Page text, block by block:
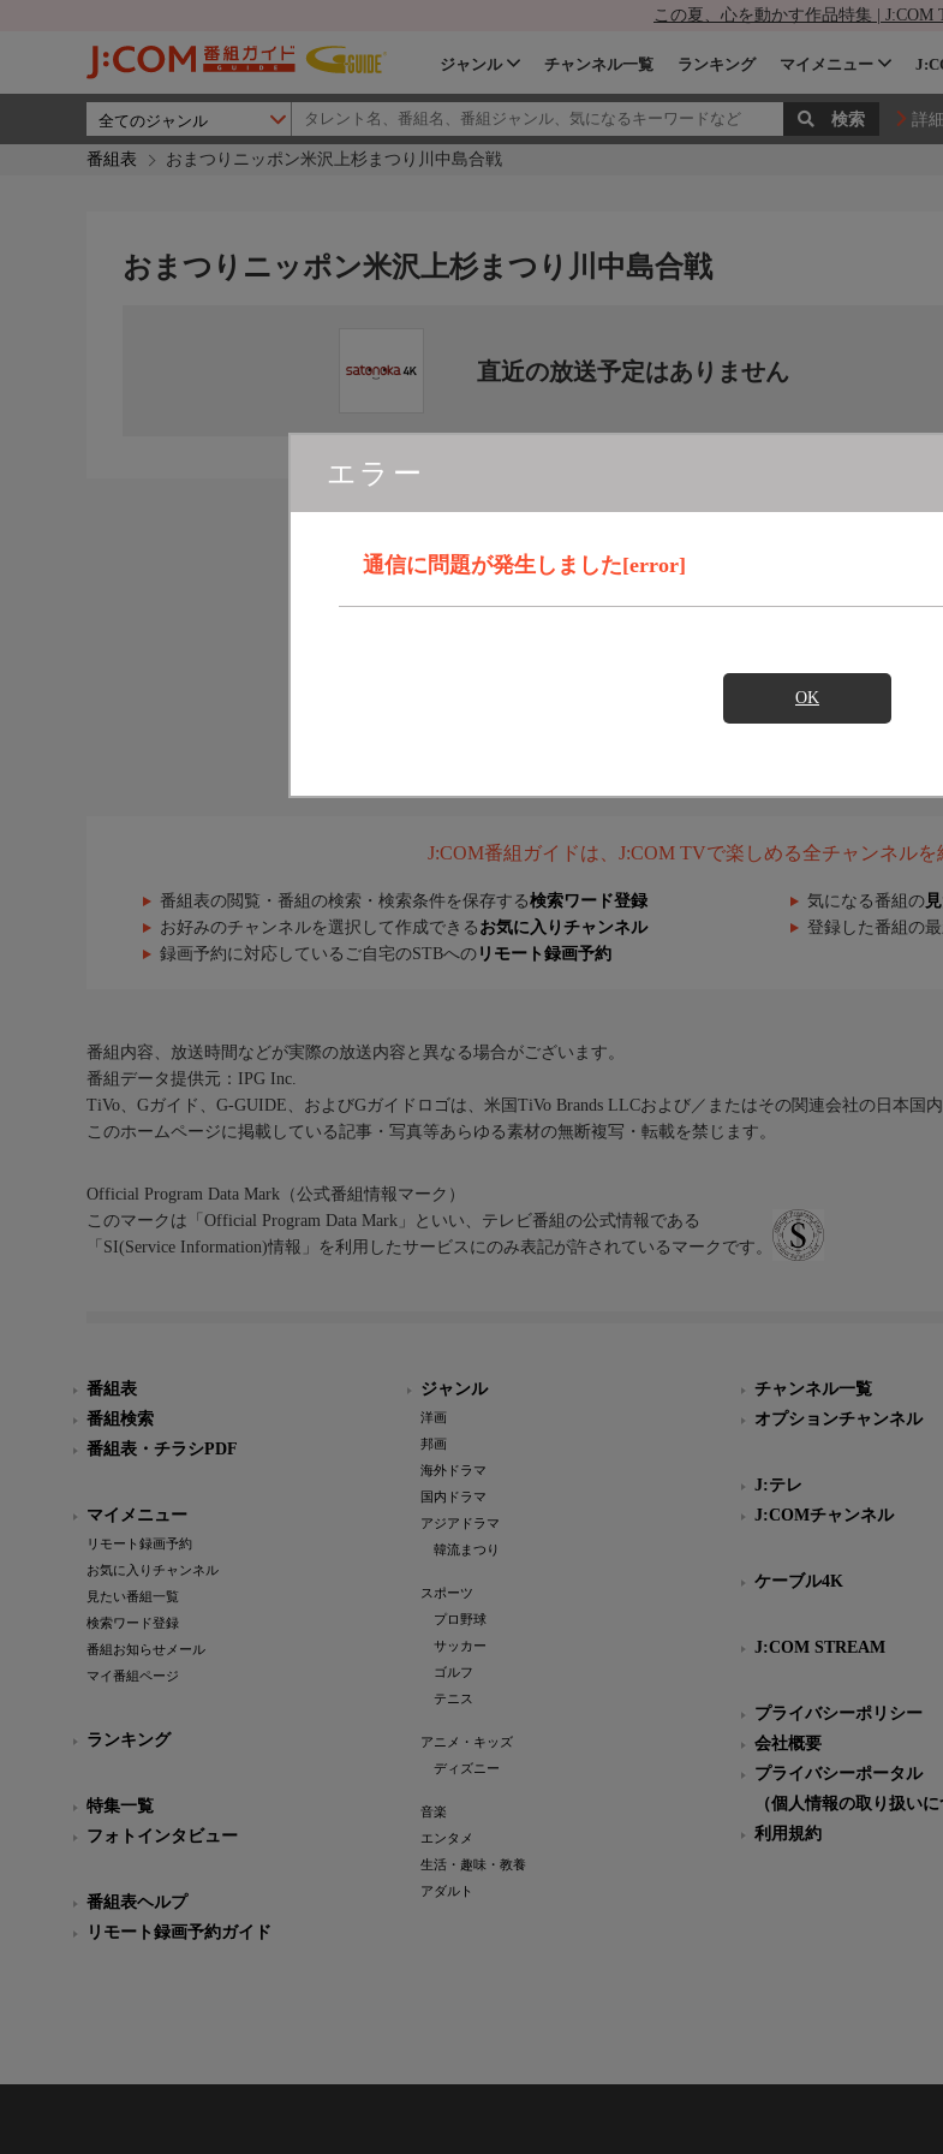
この夏、心を動かす作品特集 | J:COM
ジャンル チャンネル一覧 ランキング マイメニュー
詳
番組表 おまつりニッポン米沢上杉まつり川中島合戦
エラー
通信に問題が発生しました[error]
OK
おまつりニッポン米沢上杉まつり川中島合戦
直近の放送予定はありません
J:COM番組ガイドは、J:COM TVで楽しめる全チャンネルを
番組表の閲覧・番組の検索・検索条件を保存する検索ワード登録 気になる番組の
お好みのチャンネルを選択して作成できる お気に入りチャンネル 登録した番組の
録画予約に対応しているご自宅のSTBへの リモート録画予約
番組内容、放送時間などが実際の放送内容と異なる場合がございます。
番組データ提供元：IPG Inc.
TiVo、Gガイド、G-GUIDE、およびGガイドロゴは、米国TiVo Brands LLCおよび／またはその関連会社の日本国
このホームページに掲載している記事・写真等あらゆる素材の無断複写・転載を禁じます。
Official Program Data Mark（公式番組情報マーク）
このマークは「Official Program Data Mark」といい、テレビ番組の公式情報である
「SI(Service Information)情報」を利用したサービスにのみ表記が許されているマークです。
番組表
番組検索
番組表・チラシPDF
マイメニュー
リモート録画予約
お気に入りチャンネル
見たい番組一覧
検索ワード登録
番組お知らせメール
マイ番組ページ
ランキング
特集一覧
フォトインタビュー
番組表ヘルプ
リモート録画予約ガイド
ジャンル
洋画
邦画
海外ドラマ
国内ドラマ
アジアドラマ
韓流まつり
スポーツ
プロ野球
サッカー
ゴルフ
テニス
アニメ・キッズ
ディズニー
音楽
エンタメ
生活・趣味・教養
アダルト
チャンネル一覧
オプションチャンネル
J:テレ
J:COMチャンネル
ケーブル4K
J:COM STREAM
プライバシーポリシー
会社概要
プライバシーポータル
（個人情報の取り扱いに
利用規約